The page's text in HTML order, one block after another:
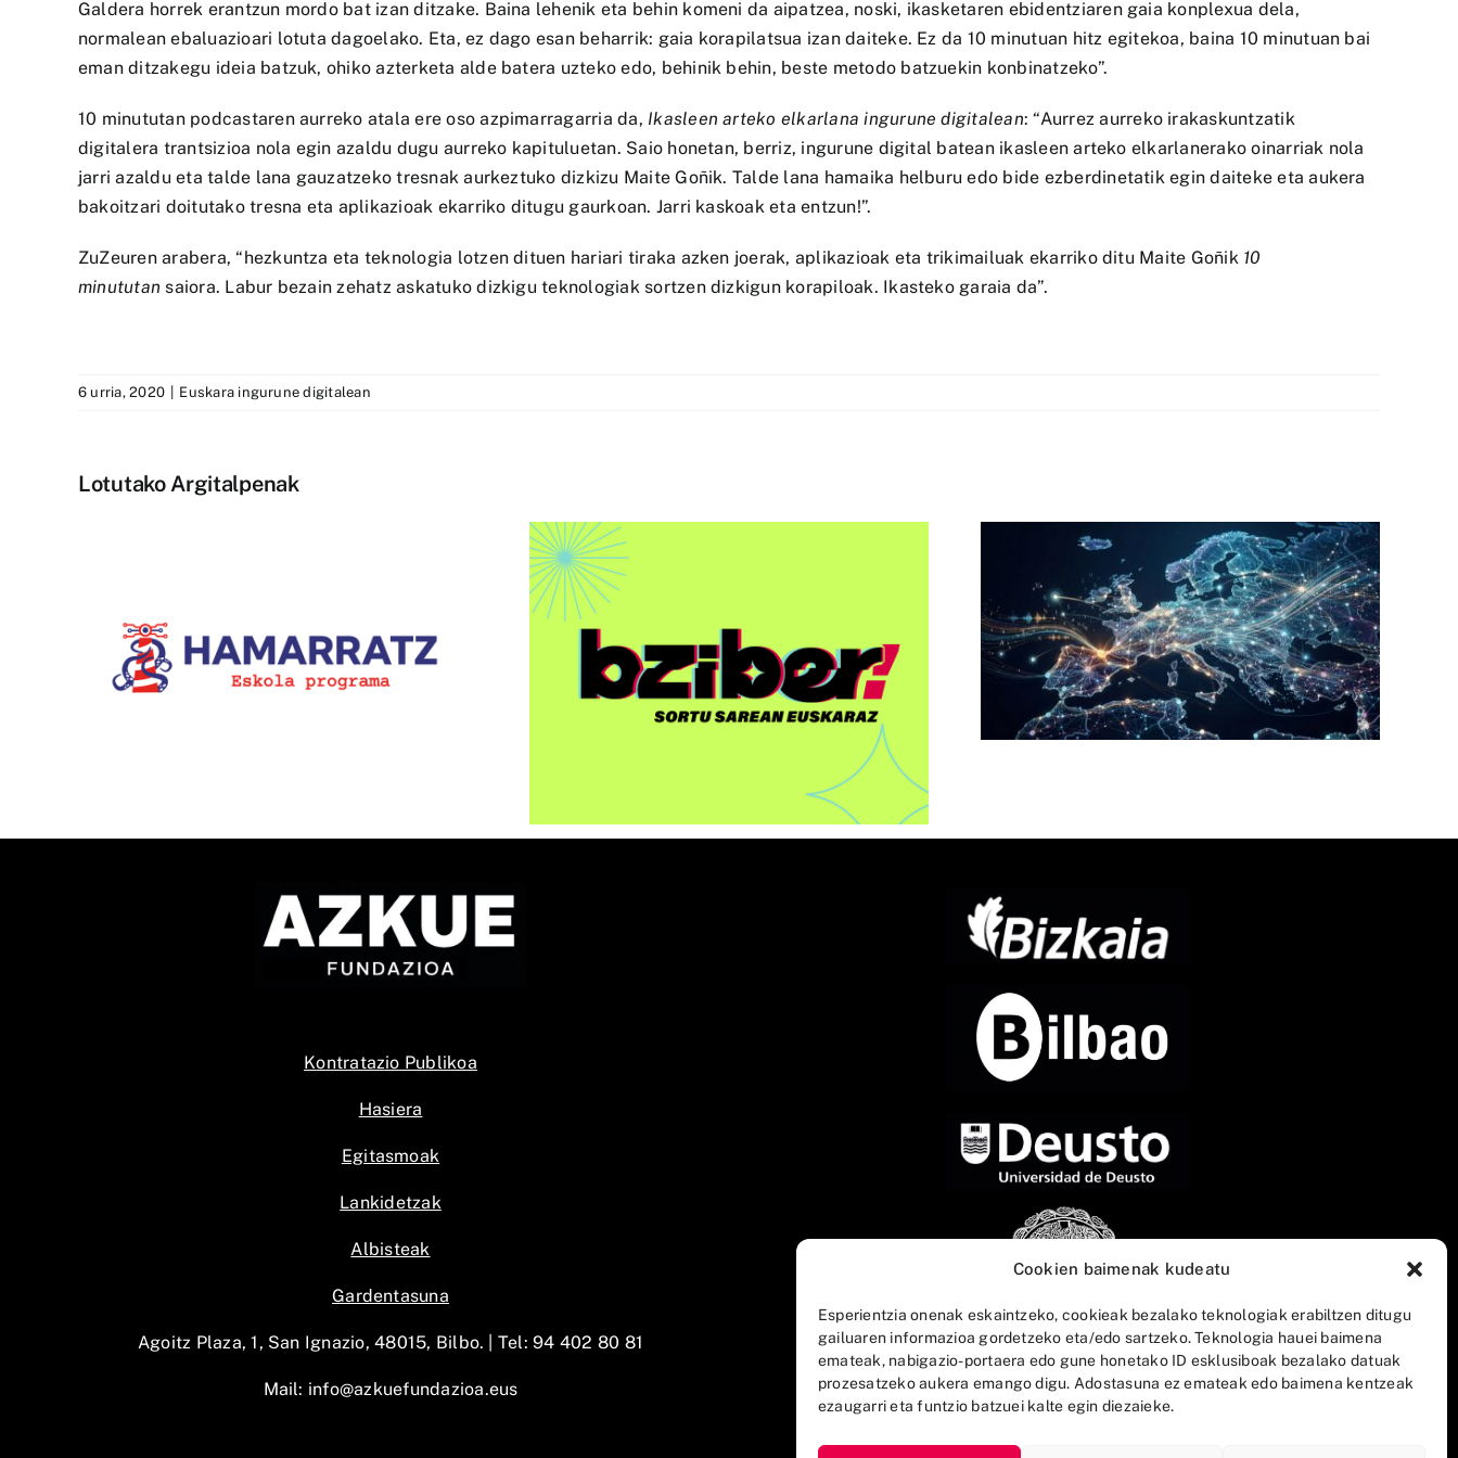
Cookien baimenak kudeatu
Esperientzia onenak eskaintzeko, cookieak bezalako teknologiak erabiltzen ditugu
gailuaren informazioa gordetzeko eta/edo sartzeko. Teknologia hauei baimena
emateak, nabigazio-portaera edo gune honetako ID esklusiboak bezalako datuak
prozesatzeko aukera emango digu. Adostasuna ez emateak edo baimena kentzeak
ezaugarri eta funtzio batzuei kalte egin diezaieke.
Galdera horrek erantzun mordo bat izan ditzake. Baina lehenik eta behin komeni da aipatzea, noski, ikasketaren ebidentziaren gaia konplexua dela,
normalean ebaluazioari lotuta dagoelako. Eta, ez dago esan beharrik: gaia korapilatsua izan daiteke. Ez da 10 minutuan hitz egitekoa, baina 10 minutuan bai
eman ditzakegu ideia batzuk, ohiko azterketa alde batera uzteko edo, behinik behin, beste metodo batzuekin konbinatzeko”.
10 minututan podcastaren aurreko atala ere oso azpimarragarria da, Ikasleen arteko elkarlana ingurune digitalean: “Aurrez aurreko irakaskuntzatik
digitalera trantsizioa nola egin azaldu dugu aurreko kapituluetan. Saio honetan, berriz, ingurune digital batean ikasleen arteko elkarlanerako oinarriak nola
jarri azaldu eta talde lana gauzatzeko tresnak aurkeztuko dizkizu Maite Goñik. Talde lana hamaika helburu edo bide ezberdinetatik egin daiteke eta aukera
bakoitzari doitutako tresna eta aplikazioak ekarriko ditugu gaurkoan. Jarri kaskoak eta entzun!”.
ZuZeuren arabera, “hezkuntza eta teknologia lotzen dituen hariari tiraka azken joerak, aplikazioak eta trikimailuak ekarriko ditu Maite Goñik 10
minututan saiora. Labur bezain zehatz askatuko dizkigu teknologiak sortzen dizkigun korapiloak. Ikasteko garaia da”.
6 urria, 2020 Euskara ingurune digitalean
Lotutako Argitalpenak
1.400.000 ikustaldi izan ditu
Bziber euskarazko
TikTokeko lehiaketaren IX.
Summit 2026” ekitaldia
egingo dute Bilbon
Kontratazio Publikoa
Hasiera
Egitasmoak
Lankidetzak
Albisteak
Gardentasuna
Agoitz Plaza, 1, San Ignazio, 48015, Bilbo. | Tel: 94 402 80 81
Mail: info@azkuefundazioa.eus